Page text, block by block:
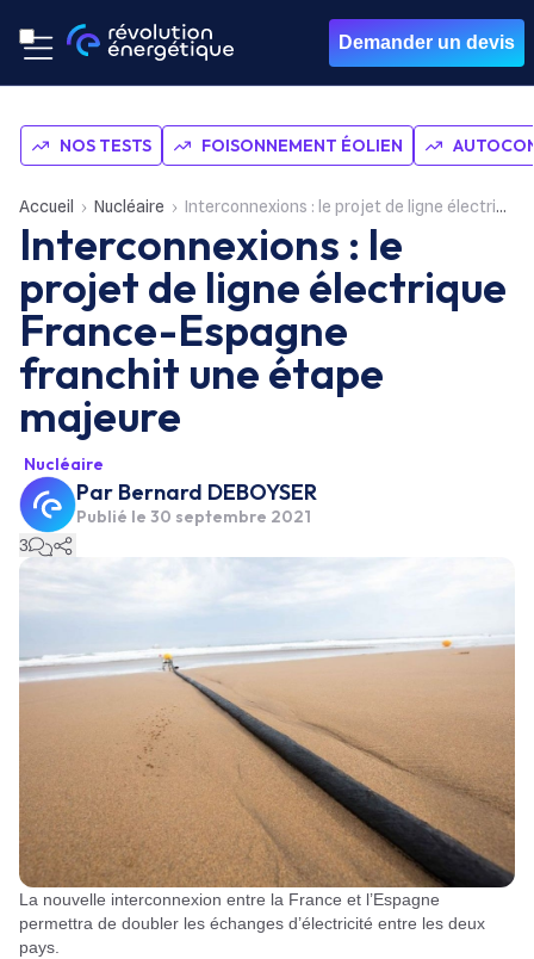
Demander un devis
NOS TESTS FOISONNEMENT ÉOLIEN
Accueil Nucléaire Interconnexions : le projet de ligne électrique France-Espagne franchit une étape majeure
Interconnexions : le
projet de ligne électrique
France-Espagne
franchit une étape
majeure
Nucléaire
Par Bernard DEBOYSER
Publié le 30 septembre 2021
3
La nouvelle interconnexion entre la France et l’Espagne
permettra de doubler les échanges d’électricité entre les deux
pays.